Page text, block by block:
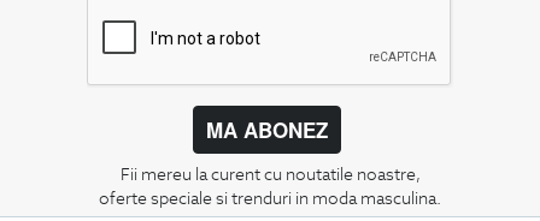
MA ABONEZ
Fii mereu la curent cu noutatile noastre,
oferte speciale si trenduri in moda masculina.